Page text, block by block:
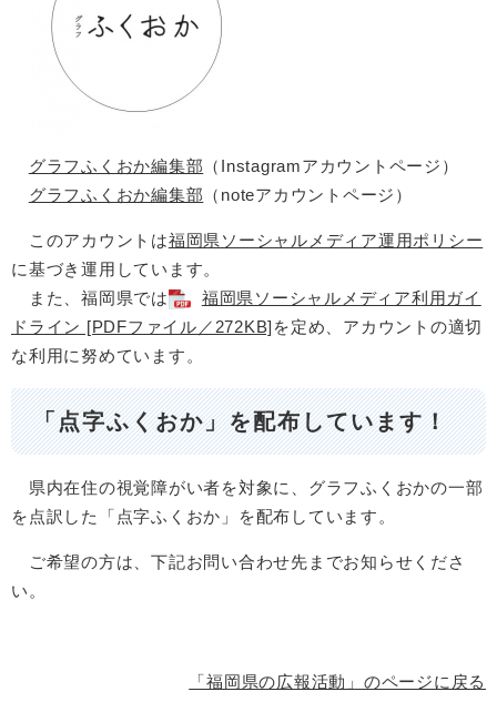
グラフふくおか編集部 （Instagramアカウントページ）
グラフふくおか編集部 （noteアカウントページ）
このアカウントは福岡県ソーシャルメディア運用ポリシー
に基づき運用しています。
また、福岡県では
福岡県ソーシャルメディア利用ガイ
ドライン [PDFファイル／272KB] を定め、アカウントの適切
な利用に努めています。
「点字ふくおか」を配布しています！
県内在住の視覚障がい者を対象に、グラフふくおかの一部
を点訳した「点字ふくおか」を配布しています。
ご希望の方は、下記お問い合わせ先までお知らせくださ
い。
「福岡県の広報活動」のページに戻る